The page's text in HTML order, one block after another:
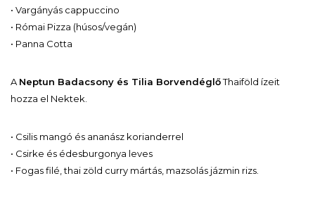
• Vargányás cappuccino
• Római Pizza (húsos/vegán)
• Panna Cotta
A Neptun Badacsony és Tilia BorvendéglőThaiföld ízeit
hozza el Nektek.
• Csilis mangó és ananász korianderrel
• Csirke és édesburgonya leves
• Fogas filé, thai zöld curry mártás, mazsolás jázmin rizs.